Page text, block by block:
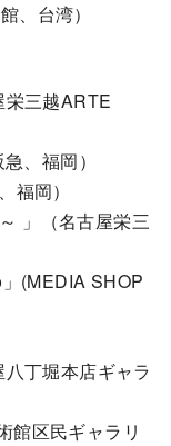
、台湾）
栄三越ARTE
、福岡）
福岡）
」（名古屋栄三
(MEDIA SHOP
丁堀本店ギャラ
館区民ギャラリ